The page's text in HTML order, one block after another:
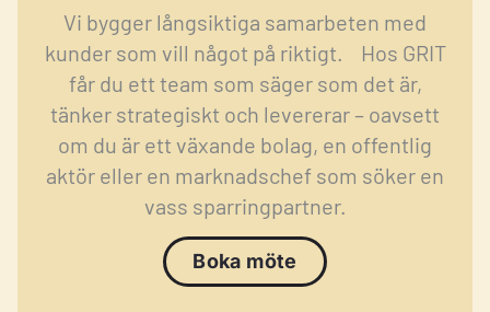
Vi bygger långsiktiga samarbeten med
kunder som vill något på riktigt. Hos GRIT
får du ett team som säger som det är,
tänker strategiskt och levererar – oavsett
om du är ett växande bolag, en offentlig
aktör eller en marknadschef som söker en
vass sparringpartner.
Boka möte